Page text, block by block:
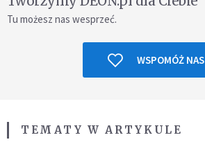
Tu możesz nas wesprzeć.
WSPOMÓŻ NAS
TEMATY W ARTYKULE